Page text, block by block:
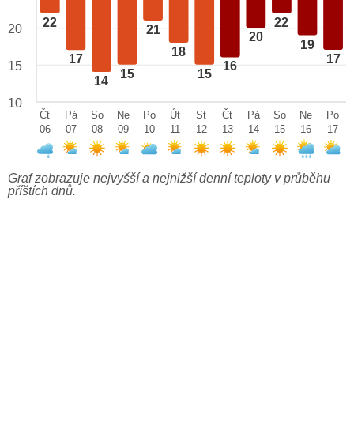
22
17
14
15
21
18
15
16
20
22
19
17
20
15
10
Čt
06
Pá
07
So
08
Ne
09
Po
10
Út
11
St
12
Čt
13
Pá
14
So
15
Ne
16
Po
17
Graf zobrazuje nejvyšší a nejnižší denní teploty v průběhu
příštích dnů.